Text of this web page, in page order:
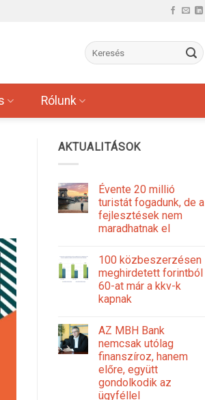
Rólunk
AKTUALITÁSOK
Évente 20 millió
turistát fogadunk, de a
fejlesztések nem
maradhatnak el
100 közbeszerzésen
meghirdetett forintból
60-at már a kkv-k
kapnak
AZ MBH Bank
nemcsak utólag
finanszíroz, hanem
előre, együtt
gondolkodik az
ügyféllel